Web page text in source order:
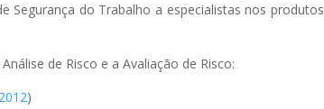
Segurança do Trabalho a especialistas nos produtos
de Risco e a Avaliação de Risco:
)